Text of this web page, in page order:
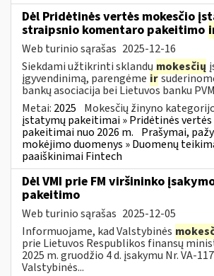
Dėl Pridėtinės vertės mokesčio
straipsnio komentaro pakeitimo
Web turinio sąrašas 2025-12-16
Siekdami užtikrinti sklandų mokesčių
įgyvendinimą, parengėme ir
bankų asociacija bei Lietuvos banku
Metai: 2025 Mokesčių žinyno
įstatymų pakeitimai » Pridėtinės
pakeitimai nuo 2026 m. Prašymai,
mokėjimo duomenys » Duomenų
paaiškinimai Fintech
Dėl VMI prie FM viršininko
pakeitimo
Web turinio sąrašas 2025-12-05
Informuojame, kad Valstybinės
prie Lietuvos Respublikos finansų
2025 m. gruodžio 4 d. įsakymu Nr. VA-
Valstybinės...